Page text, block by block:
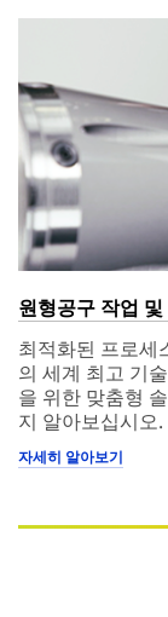
원형공구 작업
최적화된 프로세
의 세계 최고 기
을 위한 맞춤형
지 알아보십시오.
자세히 알아보기